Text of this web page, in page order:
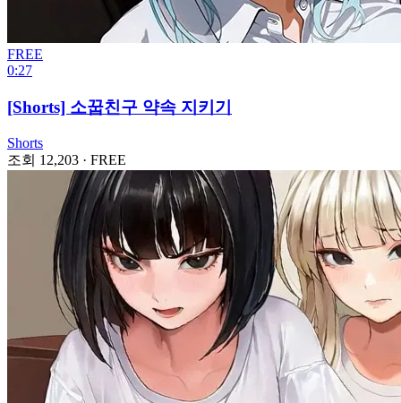
FREE
0:27
[Shorts] 소꿉친구 약속 지키기
Shorts
조회 12,203 · FREE